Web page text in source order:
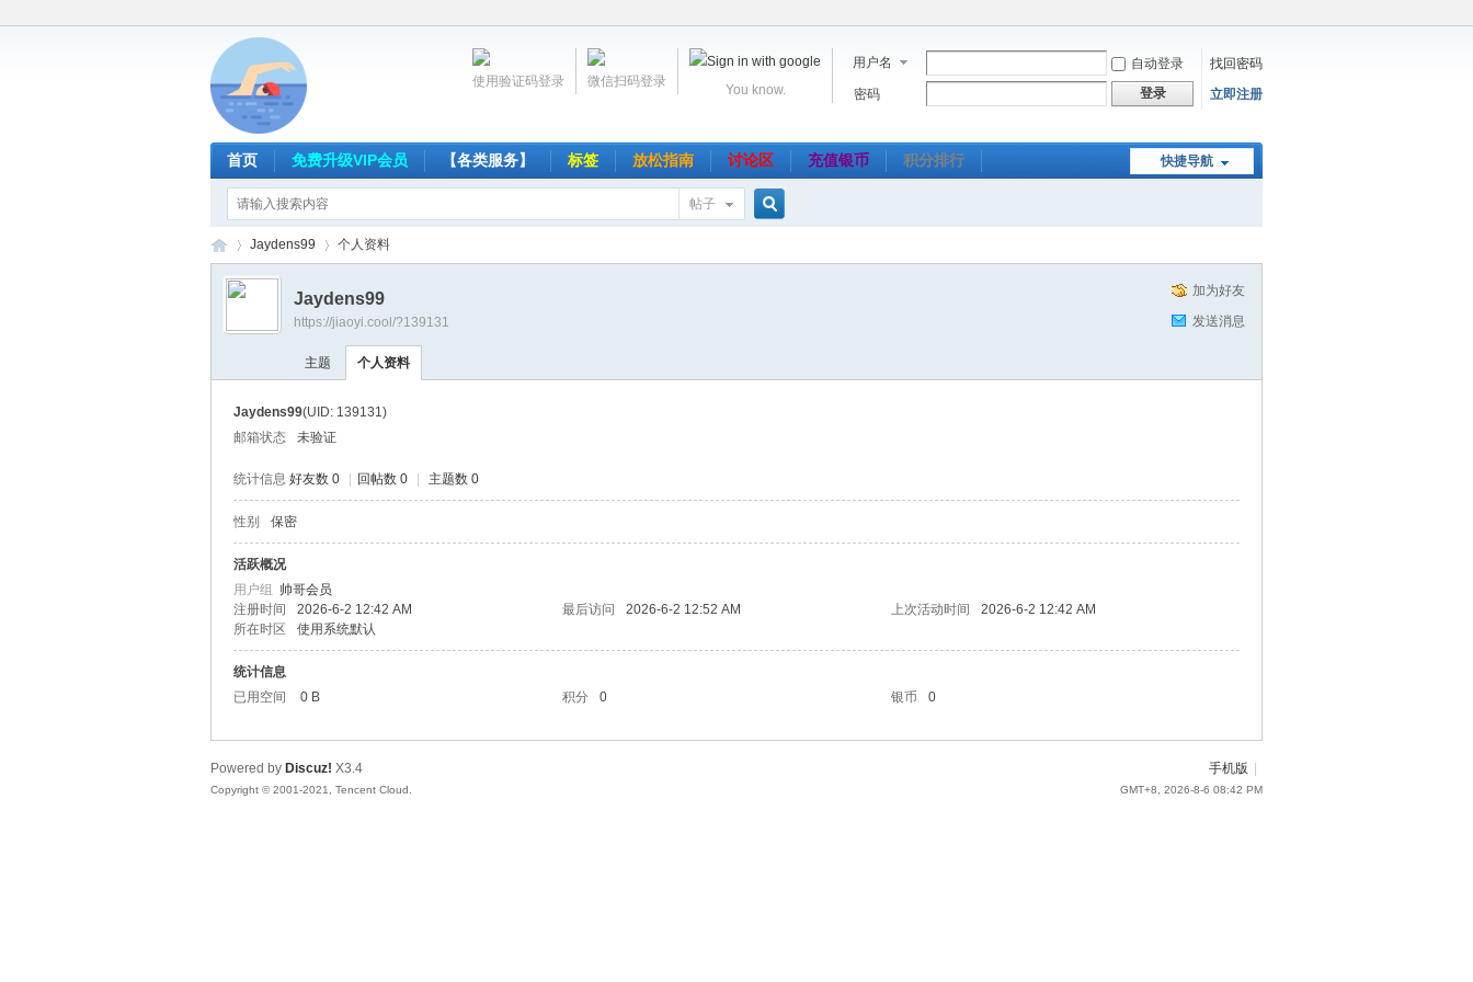
用户名 自动登录
找回密码
密码
登录 立即注册
You know.
微信扫码登录
使用验证码登录
快捷导航
首页 免费升级VIP会员 【各类服务】 标签 放松指南 讨论区 充值银币 积分排行
帖子
网
›
Jaydens99 个人资料
加为好友
发送消息
Jaydens99
https://jiaoyi.cool/?139131
主题 个人资料
Jaydens99(UID: 139131)
邮箱状态
未验证
统计信息 好友数 0 回帖数 0 主题数 0
性别 保密
活跃概况
用户组 帅哥会员
注册时间
2026-6-2 12:42 AM 最后访问 2026-6-2 12:52 AM 上次活动时间
2026-6-2 12:42 AM
所在时区
使用系统默认
统计信息
已用空间
0 B 积分 0 银币 0
手机版
GMT+8, 2026-8-6 08:42 PM
Powered by Discuz! X3.4
Copyright © 2001-2021, Tencent Cloud.